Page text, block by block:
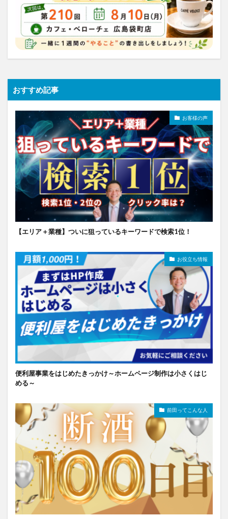
おすすめ記事
お客様の声
【エリア＋業種】ついに狙っているキーワードで検索1位！
お役立ち情報
便利屋事業をはじめたきっかけ～ホームページ制作は小さくはじ
める～
前田ってこんな人